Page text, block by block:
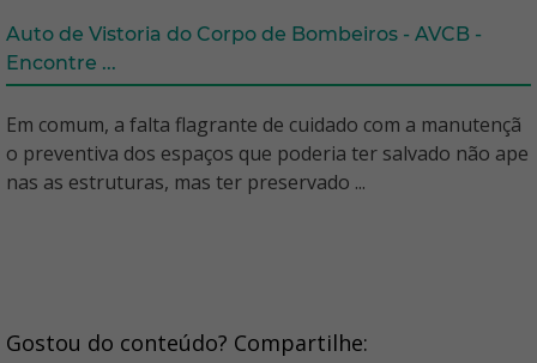
Auto de Vistoria do Corpo de Bombeiros - AVCB -
Encontre ...
Em comum, a falta flagrante de cuidado com a manutençã
o preventiva dos espaços que poderia ter salvado não ape
nas as estruturas, mas ter preservado ...
Gostou do conteúdo? Compartilhe: